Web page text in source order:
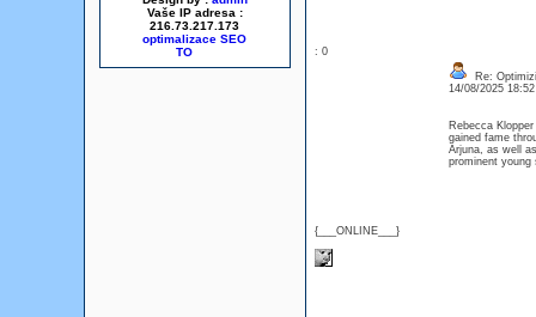
Vaše IP adresa :
216.73.217.173
optimalizace SEO
: 0
{___ONLINE___}
Re:
14/08/2025
Rebecca
gained fame
Arjuna, as well
prominent